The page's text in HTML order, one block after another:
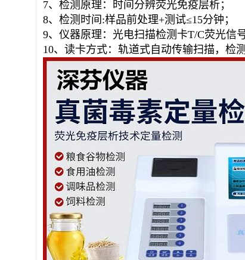
7、检测原理：时间分辨荧光免疫层析；
8、检测时间:样品前处理+测试≤15分钟；
9、仪器原理：光电扫描检测卡T/C荧光信
10、读卡方式：轨道式自动传输扫描，检